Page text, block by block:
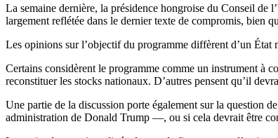
La semaine dernière, la présidence hongroise du Conseil de
largement reflétée dans le dernier texte de compromis, bien
Les opinions sur l’objectif du programme diffèrent d’un État
Certains considèrent le programme comme un instrument à
reconstituer les stocks nationaux. D’autres pensent qu’il
Une partie de la discussion porte également sur la question
administration de Donald Trump —, ou si cela devrait être